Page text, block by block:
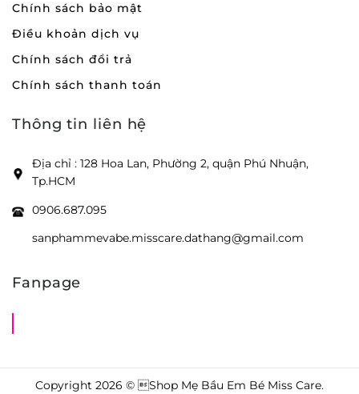
Chính sách bảo mật
Điều khoản dịch vụ
Chính sách đổi trả
Chính sách thanh toán
Thông tin liên hệ
Địa chỉ : 128 Hoa Lan, Phường 2, quận Phú Nhuận,
Tp.HCM
0906.687.095
sanphammevabe.misscare.dathang@gmail.com
Fanpage
Copyright 2026 © Shop Mẹ Bầu Em Bé Miss Care.